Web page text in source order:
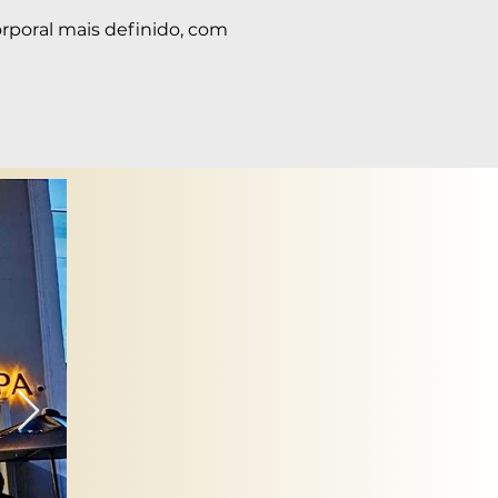
mais definido, com